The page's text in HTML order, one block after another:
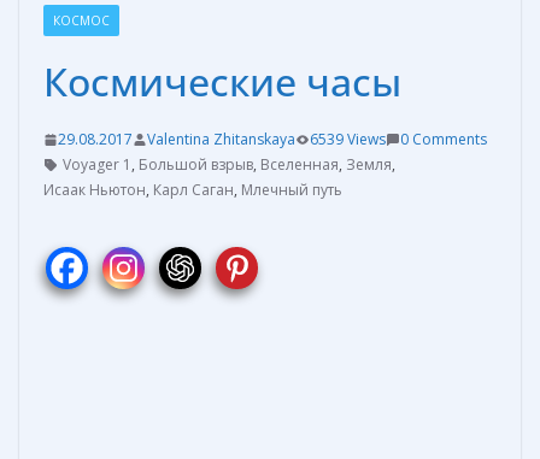
КОСМОС
Космические часы
29.08.2017 Valentina Zhitanskaya 6539 Views
0 Comments
Voyager 1 , Большой взрыв, Вселенная, Земля,
Исаак Ньютон, Карл Саган, Млечный путь